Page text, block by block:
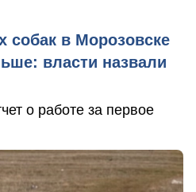
собак в Морозовске
власти назвали
о работе за первое